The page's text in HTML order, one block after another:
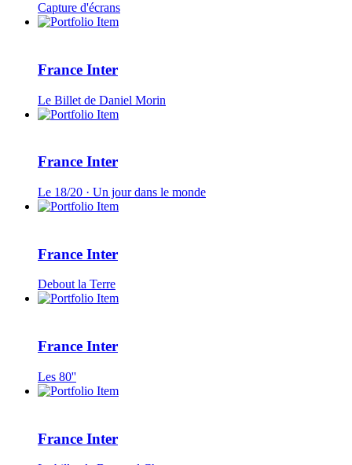
Capture d'écrans
France Inter
Le Billet de Daniel Morin
France Inter
Le 18/20 · Un jour dans le monde
France Inter
Debout la Terre
France Inter
Les 80''
France Inter